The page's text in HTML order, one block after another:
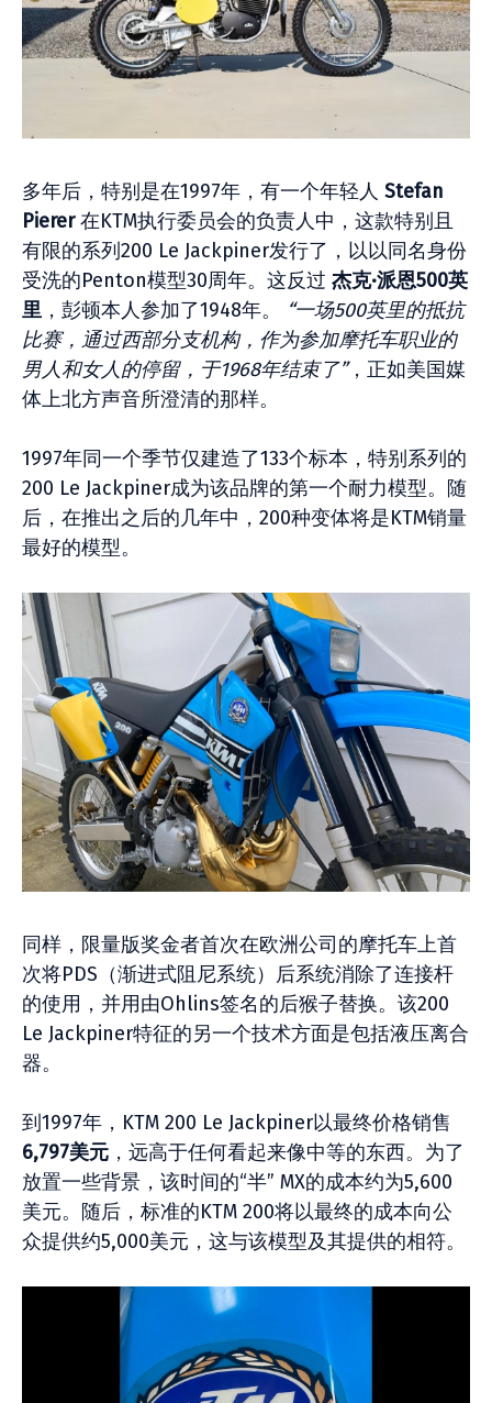
多年后，特别是在1997年，有一个年轻人 Stefan
Pierer在KTM执行委员会的负责人中，这款特别且
有限的系列200 Le Jackpiner发行了，以以同名身份
受洗的Penton模型30周年。这反过 杰克·派恩500英
里 ，彭顿本人参加了1948年。
“一场500英里的抵抗
比赛，通过西部分支机构，作为参加摩托车职业的
男人和女人的停留，于1968年结束了”，正如美国媒
体上北方声音所澄清的那样。
1997年同一个季节仅建造了133个标本，特别系列的
200 Le Jackpiner成为该品牌的第一个耐力模型。随
后，在推出之后的几年中，200种变体将是KTM销量
最好的模型。
同样，限量版奖金者首次在欧洲公司的摩托车上首
次将PDS（渐进式阻尼系统）后系统消除了连接杆
的使用，并用由Ohlins签名的后猴子替换。该200
Le Jackpiner特征的另一个技术方面是包括液压离合
器。
到1997年，KTM 200 Le Jackpiner以最终价格销售
6,797美元 ，远高于任何看起来像中等的东西。为了
放置一些背景，该时间的“半” MX的成本约为5,600
美元。随后，标准的KTM 200将以最终的成本向公
众提供约5,000美元，这与该模型及其提供的相符。